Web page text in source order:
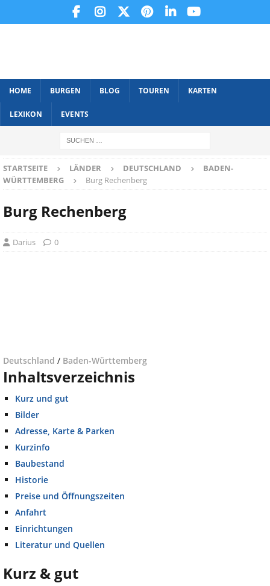
HOME BURGEN BLOG TOUREN KARTEN
LEXIKON EVENTS
STARTSEITE LÄNDER DEUTSCHLAND
BADEN-
WÜRTTEMBERG
Burg Rechenberg
Burg Rechenberg
Darius 0
Deutschland / Baden-Württemberg
Inhaltsverzeichnis
Kurz und gut
Bilder
Adresse, Karte & Parken
Kurzinfo
Baubestand
Historie
Preise und Öffnungszeiten
Anfahrt
Einrichtungen
Literatur und Quellen
Kurz & gut